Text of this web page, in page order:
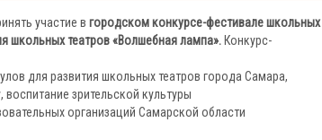
участие в городском конкурсе-фестивале школьных
школьных театров «Волшебная лампа». Конкурс-
для развития школьных театров города Самара,
воспитание зрительской культуры
организаций Самарской области